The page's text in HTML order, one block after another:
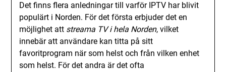
Det finns flera anledningar till varför IPTV har blivit
populärt i Norden. För det första erbjuder det en
möjlighet att streama TV i hela Norden, vilket
innebär att användare kan titta på sitt
favoritprogram när som helst och från vilken enhet
som helst. För det andra är det ofta